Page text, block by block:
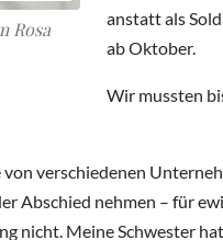
Rosa
anstatt als
ab Oktober.
Wir mussten
verschiedenen
Abschied nehmen – für
nicht. Meine Schwester